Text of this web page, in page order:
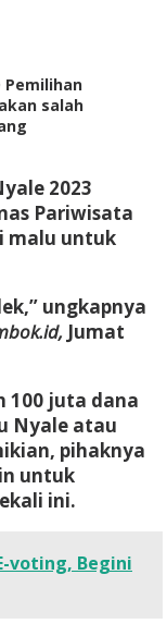
Pemilihan
salah
2023
Pariwisata
malu untuk
ungkapnya
Jumat
100 juta dana
Nyale atau
pihaknya
untuk
ini.
voting, Begini